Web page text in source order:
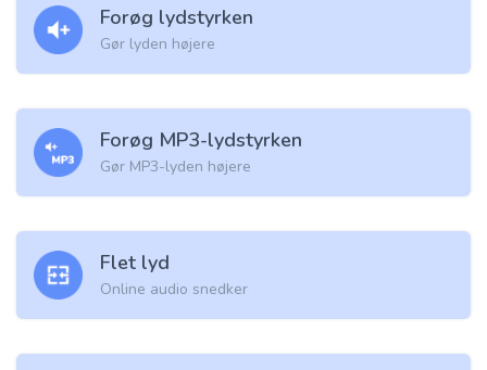
Forøg lydstyrken
Gør lyden højere
Forøg MP3-lydstyrken
Gør MP3-lyden højere
Flet lyd
Online audio snedker